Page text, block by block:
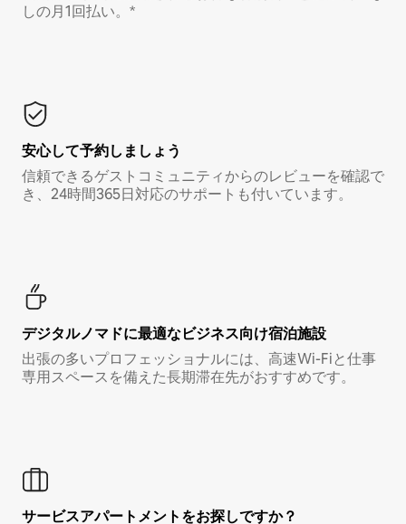
しの月1回払い。*
安心して予約しましょう
信頼できるゲストコミュニティからのレビューを確認で
き、24時間365日対応のサポートも付いています。
デジタルノマド⁠に最⁠適⁠なビ⁠ジ⁠ネ⁠ス⁠向⁠け宿⁠泊⁠施⁠設
出張の多いプロフェッショナルには、高速Wi-Fiと仕事
専用スペースを備えた長期滞在先がおすすめです。
サービスアパートメントをお探しですか？